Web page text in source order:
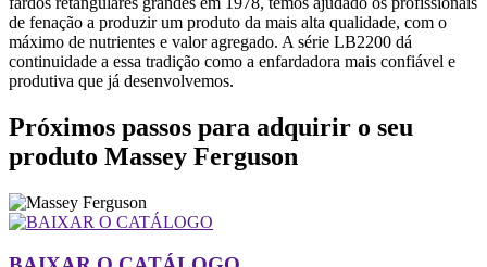
de fenação a produzir um produto da mais alta qualidade, com o
máximo de nutrientes e valor agregado. A série LB2200 dá
continuidade a essa tradição como a enfardadora mais confiável e
produtiva que já desenvolvemos.
Próximos passos para adquirir o seu
produto Massey Ferguson